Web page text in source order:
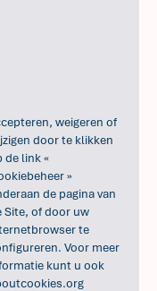
weigeren of
door te klikken
de link «
»
de pagina van
Site, of door uw
te
Voor meer
kunt u ook